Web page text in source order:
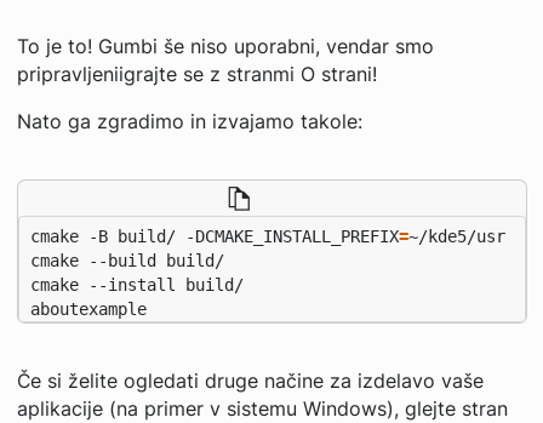
To je to! Gumbi še niso uporabni, vendar smo
pripravljeniigrajte se z stranmi O strani!
Nato ga zgradimo in izvajamo takole:
cmake -B build/ -DCMAKE_INSTALL_PREFIX=
~/kde5/usr
cmake --build build/
cmake --install build/
aboutexample
Če si želite ogledati druge načine za izdelavo vaše
aplikacije (na primer v sistemu Windows), glejte stran